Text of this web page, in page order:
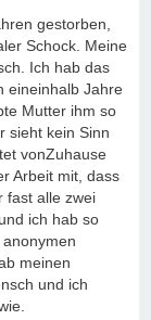
gestorben,
Schock. Meine
Ich hab das
eineinhalb Jahre
Mutter ihm so
sieht kein Sinn
vonZuhause
Arbeit mit, dass
fast alle zwei
ich hab so
meinen
und ich